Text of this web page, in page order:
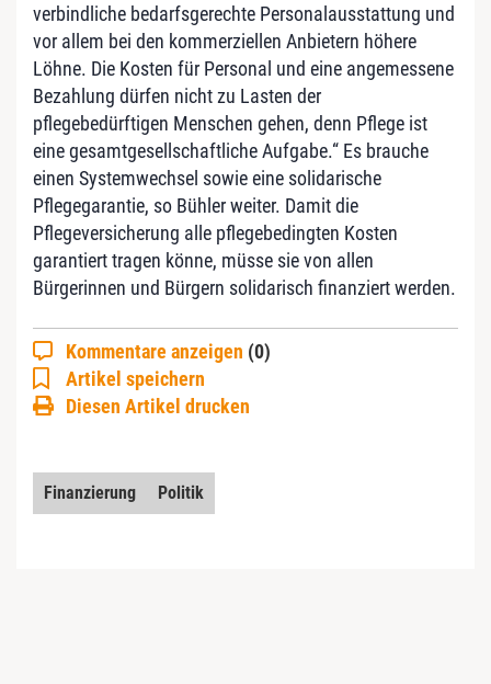
verbindliche bedarfsgerechte Personalausstattung und
vor allem bei den kommerziellen Anbietern höhere
Löhne. Die Kosten für Personal und eine angemessene
Bezahlung dürfen nicht zu Lasten der
pflegebedürftigen Menschen gehen, denn Pflege ist
eine gesamtgesellschaftliche Aufgabe.“ Es brauche
einen Systemwechsel sowie eine solidarische
Pflegegarantie, so Bühler weiter. Damit die
Pflegeversicherung alle pflegebedingten Kosten
garantiert tragen könne, müsse sie von allen
Bürgerinnen und Bürgern solidarisch finanziert werden.
Kommentare anzeigen (0)
Artikel speichern
Diesen Artikel drucken
Finanzierung Politik